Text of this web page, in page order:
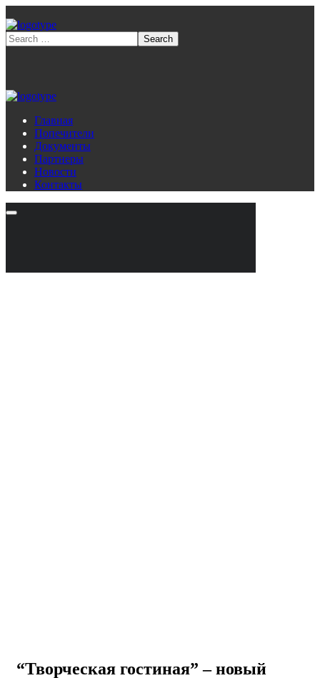
Главная
Попечители
Документы
Партнеры
Новости
Контакты
“Творческая гостиная” – новый